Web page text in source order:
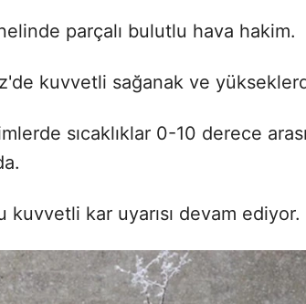
parçalı bulutlu hava hakim.
kuvvetli sağanak ve
sıcaklıklar 0-10 derece
kuvvetli kar uyarısı devam ediyor.